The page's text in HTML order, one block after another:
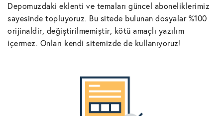
Depomuzdaki eklenti ve temaları güncel aboneliklerimiz
sayesinde topluyoruz. Bu sitede bulunan dosyalar %100
orijinaldir, değiştirilmemiştir, kötü amaçlı yazılım
içermez. Onları kendi sitemizde de kullanıyoruz!